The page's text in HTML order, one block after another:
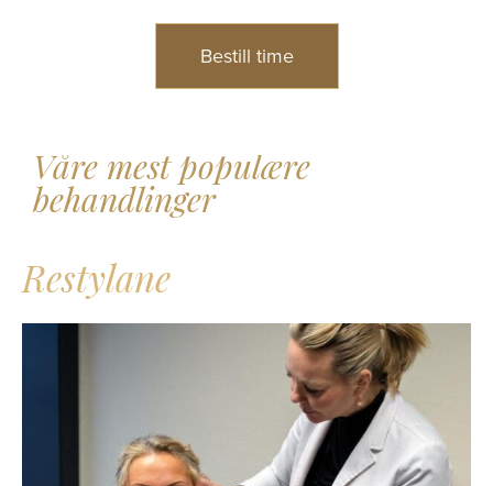
Bestill time
Våre mest populære
behandlinger
Restylane